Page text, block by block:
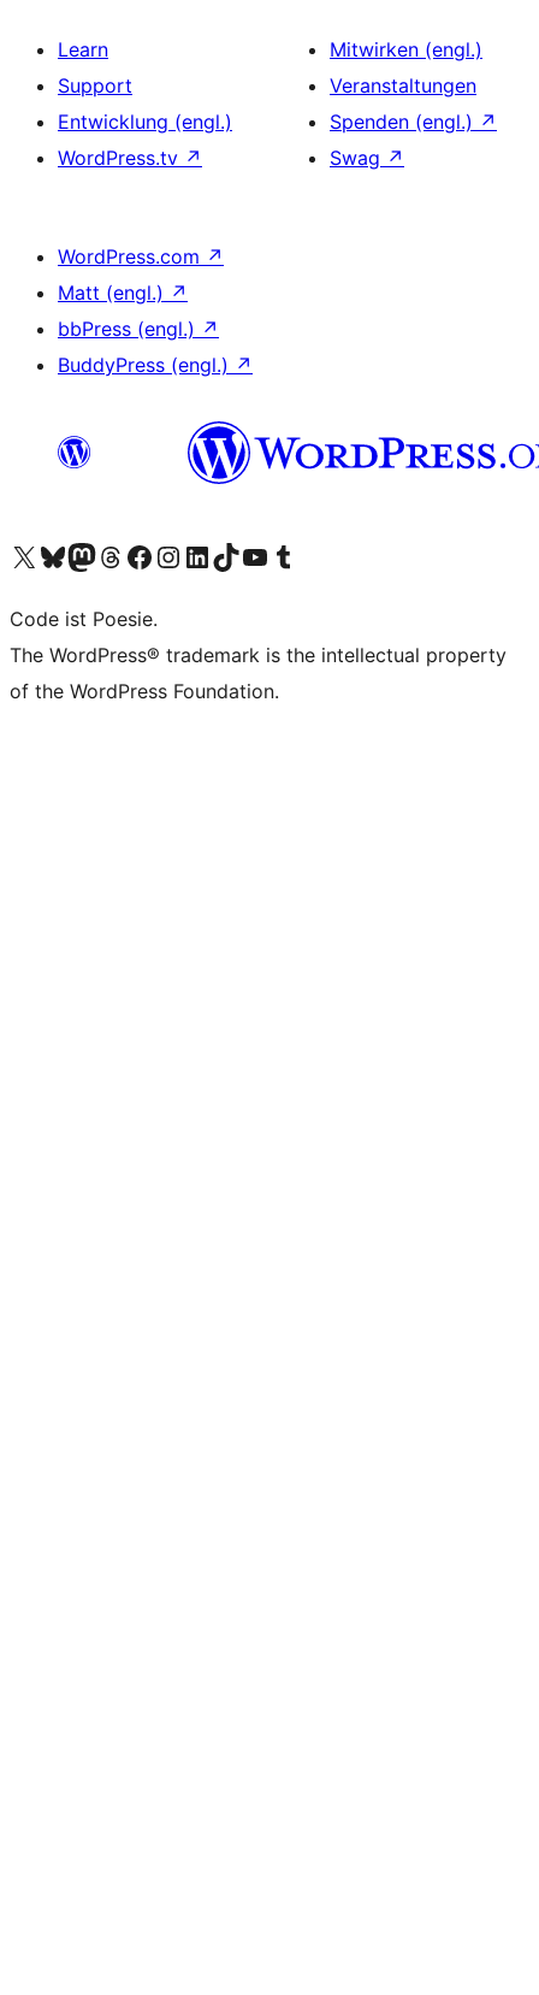
Learn
Support
Entwicklung (engl.)
WordPress.tv ↗
Mitwirken (engl.)
Veranstaltungen
Spenden (engl.) ↗
Swag ↗
WordPress.com ↗
Matt (engl.) ↗
bbPress (engl.) ↗
BuddyPress (engl.) ↗
Unser X-Konto (früher Twitter) besuchen
Unser Bluesky-Konto besuchen
Unser Mastodon-Konto besuchen
Unser Threads-Konto besuchen
Unsere Facebook-Seite besuchen
Unser Instagram-Konto besuchen
Unser LinkedIn-Konto besuchen
Unser TikTok-Konto besuchen
Unseren YouTube-Kanal besuchen
Unser Tumblr-Konto besuchen
Code ist Poesie.
The WordPress® trademark is the intellectual property
of the WordPress Foundation.